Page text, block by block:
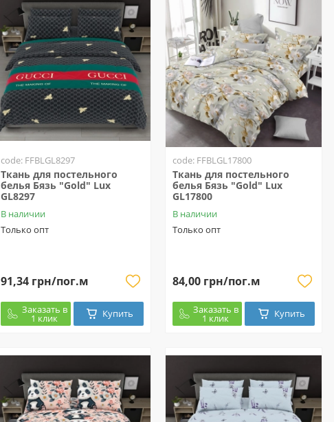
code: FFBLGL8297
Ткань для постельного
белья Бязь "Gold" Lux
GL8297
В наличии
Только опт
91,34 грн/пог.м
Заказать в
1 клик Купить
code: FFBLGL17800
Ткань для постельного
белья Бязь "Gold" Lux
GL17800
В наличии
Только опт
84,00 грн/пог.м
Заказать в
1 клик Купить